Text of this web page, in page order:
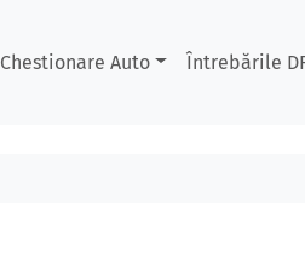
Chestionare Auto Întrebările